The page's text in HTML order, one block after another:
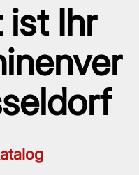
ist Ihr